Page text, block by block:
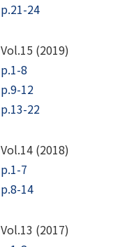
p.21-24
Vol.15 (2019)
p.1-8
p.9-12
p.13-22
Vol.14 (2018)
p.1-7
p.8-14
Vol.13 (2017)